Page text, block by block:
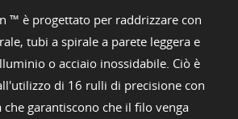
™ è progettato per raddrizzare con
tubi a spirale a parete leggera e
o acciaio inossidabile. Ciò è
di 16 rulli di precisione con
che garantiscono che il filo venga